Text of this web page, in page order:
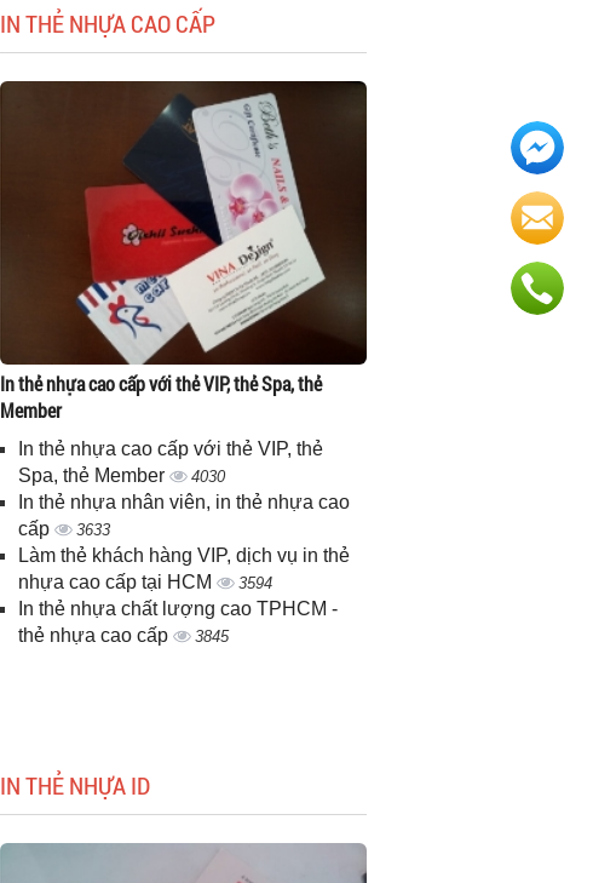
IN THẺ NHỰA CAO CẤP
In thẻ nhựa cao cấp với thẻ VIP, thẻ Spa, thẻ
Member
In thẻ nhựa cao cấp với thẻ VIP, thẻ
Spa, thẻ Member
4030
In thẻ nhựa nhân viên, in thẻ nhựa cao
cấp
3633
Làm thẻ khách hàng VIP, dịch vụ in thẻ
nhựa cao cấp tại HCM
3594
In thẻ nhựa chất lượng cao TPHCM -
thẻ nhựa cao cấp
3845
IN THẺ NHỰA ID